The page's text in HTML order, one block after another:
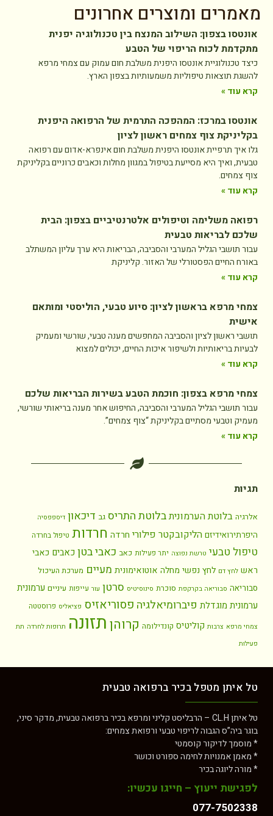
מאמרים ומוצרים אחרונים
אונטסו בצפון: השילוב המנצח בין טכנולוגיה יפנית
מתקדמת לכוח הריפוי של הטבע
כיצד טכנולוגיית אונטסו היפנית משלבת חום עמוק עם צמחי מרפא
להשגת תוצאות טיפוליות משמעותיות בצפון הארץ.
קרא עוד »
אונטסו במרכז: המהפכה התרמית של הרפואה היפנית
בקליניקת צוף צמחים ראשון לציון
גלו איך תרפיית אונטסו היפנית משלבת חום אינפרא-אדום עם רפואה
טבעית, ואיך היא מסייעת בטיפול במגוון מחלות וכאבים כרוניים בקליניקת
צוף צמחים.
קרא עוד »
רפואה משלימה וטיפולים אלטרנטיביים בצפון: הבית
שלכם לבריאות טבעית
עבור תושבי הגליל המערבי והסביבה, הבריאות היא ערך עליון המשתלב
באורח החיים הפסטורלי של האזור. קליניקת
קרא עוד »
צמחי מרפא בראשון לציון: סיוע טבעי, הוליסטי ומותאם
אישית
תושבי ראשון לציון והסביבה המחפשים מענה טבעי, שורשי ומעמיק
לבעיות בריאותיות ולשיפור איכות החיים, יכולים למצוא
קרא עוד »
צמחי מרפא בצפון: חוכמת הטבע בשירות הבריאות שלכם
עבור תושבי הגליל המערבי והסביבה, החיפוש אחר מענה בריאותי שורשי,
מעמיק וטבעי מסתיים בקליניקת “צוף צמחים”.
קרא עוד »
תגיות
אלרגיה בלוטת הערמוניתבלוטת התריס גב דיכאון דיספפסיה
היפרתירואידיזם הליקובקטר פילורי חרדה חרדות טיפול בחרדה
טיפול טבעי טרשת נפוצה יתר פעילות כאב כאבי בטן כאבים כאבי
ראש לחץ דם לחץ נפשי מחלה אוטואימונית מעיים מערכת העיכול
סבוריאה סבוריאה בקרקפת סוכרת סינוסיטיס סרטן עור עייפות עיניים ערמונית
ערמונית מוגדלת פיברומיאלגיה פסוריאזיס פציאליס פרוסטטה
צמחי מרפא צרבות קוליטיס קונדילומה קרוהןתזונה תרופות לחרדה תת
פעילות
טל איתן מטפל בכיר ברפואה טבעית
טל איתן CL.H – הרבליסט קליני ומרפא בכיר ברפואה טבעית, מדקר סיני,
בוגר ביה”ס הגבוה לריפוי טבעי ורפואת צמחים:
* מוסמך לדיקור קוסמטי
* מאמן אמנויות לחימה ספורט וכושר
* מורה ליוגה בכיר
לפגישת ייעוץ – חייגו עכשיו:
077-7502338